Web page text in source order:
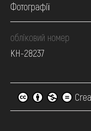
Фотографії
обліковий номер
КН-28237